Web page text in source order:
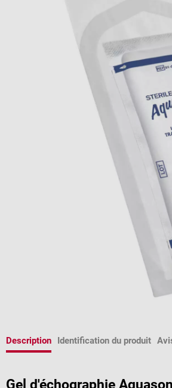
Description Identification du produit
Gel d'échographie